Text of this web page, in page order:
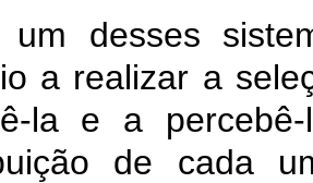
um desses
a realizar a
la e a
de cada